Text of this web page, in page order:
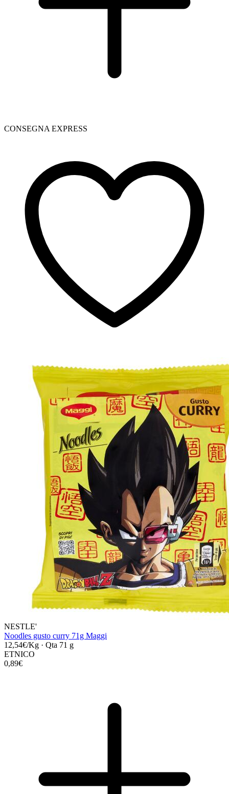
CONSEGNA EXPRESS
NESTLE'
Noodles gusto curry 71g Maggi
12,54€/Kg · Qta 71 g
ETNICO
0,89€